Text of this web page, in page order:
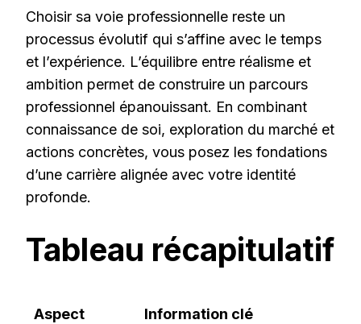
Choisir sa voie professionnelle reste un
processus évolutif qui s’affine avec le temps
et l’expérience. L’équilibre entre réalisme et
ambition permet de construire un parcours
professionnel épanouissant. En combinant
connaissance de soi, exploration du marché et
actions concrètes, vous posez les fondations
d’une carrière alignée avec votre identité
profonde.
Tableau récapitulatif
Aspect Information clé